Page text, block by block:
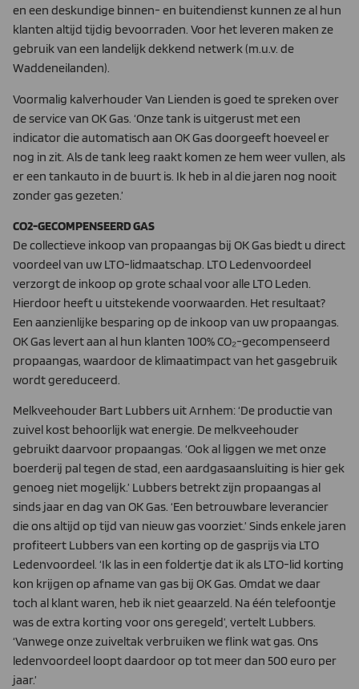
en een deskundige binnen- en buitendienst kunnen ze al hun
klanten altijd tijdig bevoorraden. Voor het leveren maken ze
gebruik van een landelijk dekkend netwerk (m.u.v. de
Waddeneilanden).
Voormalig kalverhouder Van Lienden is goed te spreken over
de service van OK Gas. ‘Onze tank is uitgerust met een
indicator die automatisch aan OK Gas doorgeeft hoeveel er
nog in zit. Als de tank leeg raakt komen ze hem weer vullen, als
er een tankauto in de buurt is. Ik heb in al die jaren nog nooit
zonder gas gezeten.’
CO2-GECOMPENSEERD GAS
De collectieve inkoop van propaangas bij OK Gas biedt u direct
voordeel van uw LTO-lidmaatschap. LTO Ledenvoordeel
verzorgt de inkoop op grote schaal voor alle LTO Leden.
Hierdoor heeft u uitstekende voorwaarden. Het resultaat?
Een aanzienlijke besparing op de inkoop van uw propaangas.
OK Gas levert aan al hun klanten 100% CO₂-gecompenseerd
propaangas, waardoor de klimaatimpact van het gasgebruik
wordt gereduceerd.
Melkveehouder Bart Lubbers uit Arnhem: ‘De productie van
zuivel kost behoorlijk wat energie. De melkveehouder
gebruikt daarvoor propaangas. ‘Ook al liggen we met onze
boerderij pal tegen de stad, een aardgasaansluiting is hier gek
genoeg niet mogelijk.’ Lubbers betrekt zijn propaangas al
sinds jaar en dag van OK Gas. ‘Een betrouwbare leverancier
die ons altijd op tijd van nieuw gas voorziet.’ Sinds enkele jaren
profiteert Lubbers van een korting op de gasprijs via LTO
Ledenvoordeel. ‘Ik las in een foldertje dat ik als LTO-lid korting
kon krijgen op afname van gas bij OK Gas. Omdat we daar
toch al klant waren, heb ik niet geaarzeld. Na één telefoontje
was de extra korting voor ons geregeld’, vertelt Lubbers.
‘Vanwege onze zuiveltak verbruiken we flink wat gas. Ons
ledenvoordeel loopt daardoor op tot meer dan 500 euro per
jaar.’